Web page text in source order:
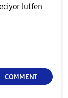
lutfen
COMMENT